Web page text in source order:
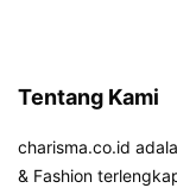
Tentang Kami
charisma.co.id
& Fashion